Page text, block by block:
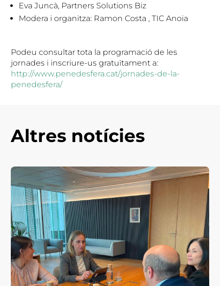
Eva Juncà, Partners Solutions Biz
Modera i organitza: Ramon Costa , TIC Anoia
Podeu consultar tota la programació de les
jornades i inscriure-us gratuïtament a:
http://www.penedesfera.cat/jornades-de-la-
penedesfera/
Altres notícies